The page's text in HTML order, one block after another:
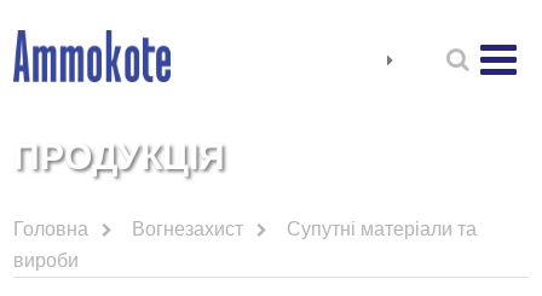
ПРОДУКЦІЯ
Головна Вогнезахист
Супутні матеріали та
вироби